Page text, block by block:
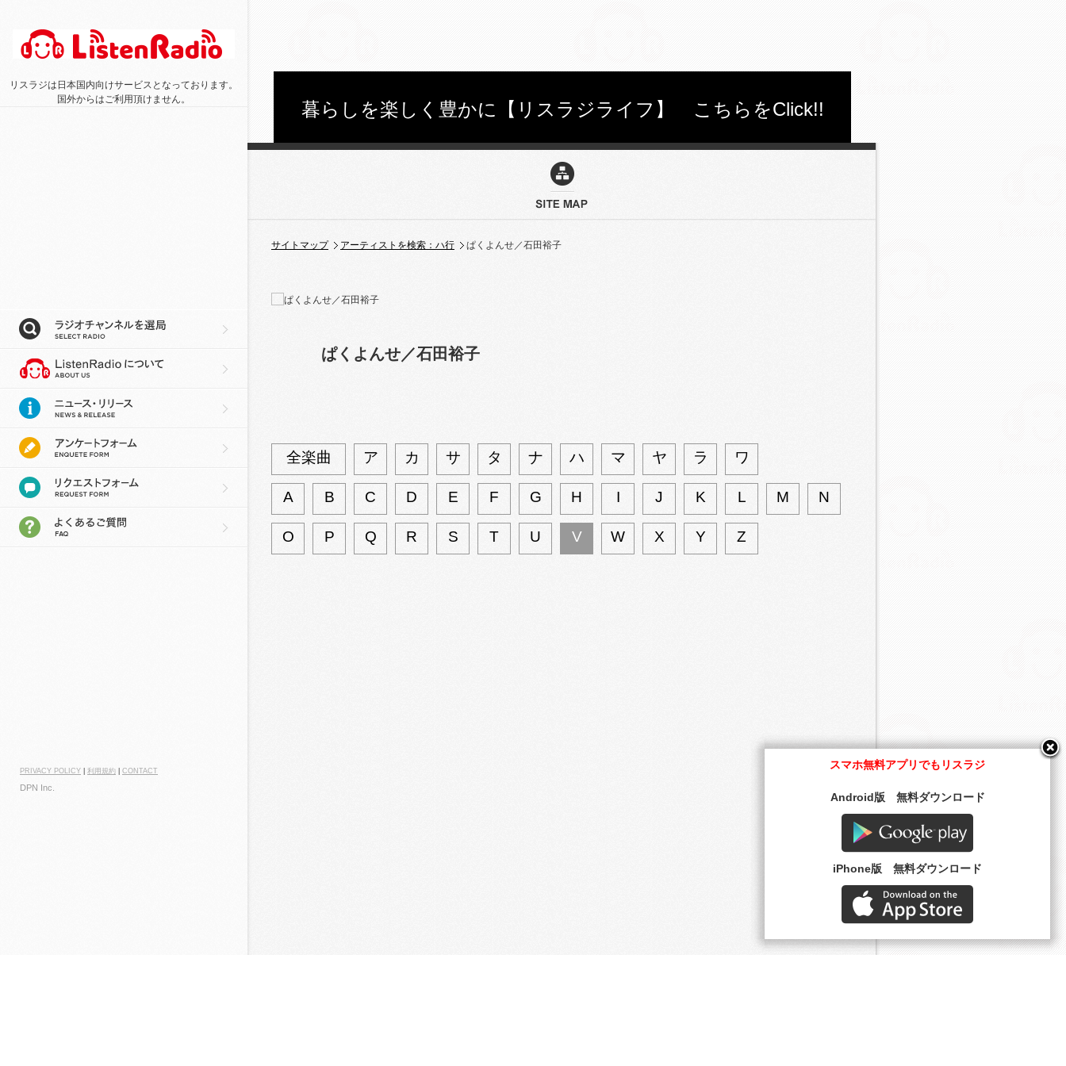
暮らしを楽しく豊かに【リスラジライフ】 こちらをClick!!
リスラジは日本国内向けサービスとなっております。
国外からはご利用頂けません。
PRIVACY POLICY 利用規約 CONTACT
DPN Inc.
サイトマップ アーティストを検索：ハ行 ぱくよんせ／石田裕子
ぱくよんせ／石田裕子
全楽曲 ア カ サ タ ナ ハ マ ヤ ラ ワ
A B C D E F G H I J K L M N
O P Q R S T U V W X Y Z
スマホ無料アプリでもリスラジ
Android版 無料ダウンロード
iPhone版 無料ダウンロード